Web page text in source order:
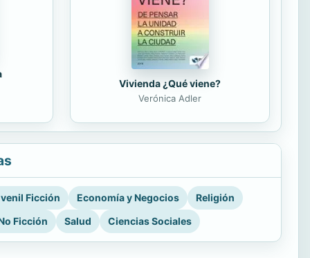
Vivienda ¿Qué viene?
Verónica Adler
Ficción Economía y Negocios
Religión
Ficción
Salud Ciencias Sociales